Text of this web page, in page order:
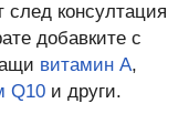
след консултация
добавките с
витамин А,
Q10 и други.